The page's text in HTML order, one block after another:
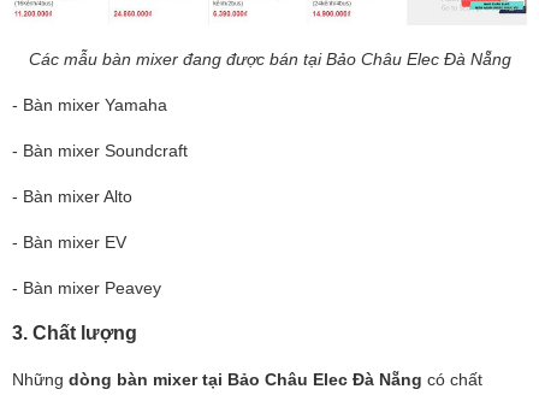
Các mẫu bàn mixer đang được bán tại Bảo Châu Elec Đà Nẵng
- Bàn mixer Yamaha
- Bàn mixer Soundcraft
- Bàn mixer Alto
- Bàn mixer EV
- Bàn mixer Peavey
3. Chất lượng
Những dòng bàn mixer tại Bảo Châu Elec Đà Nẵng có chất